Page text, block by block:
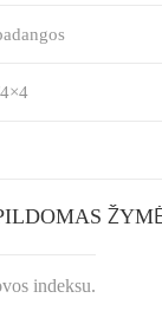
indeksu.